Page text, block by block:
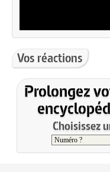
Vos réactions
Prolongez
Choisissez